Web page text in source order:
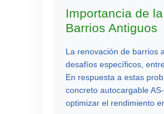
Importancia de
Barrios Antiguos
La renovación de barrios
desafíos específicos,
En respuesta a estas
concreto autocargable
optimizar el rendimiento